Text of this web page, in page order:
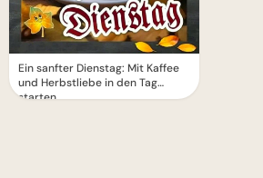
Ein sanfter Dienstag: Mit Kaffee
und Herbstliebe in den Tag
starten